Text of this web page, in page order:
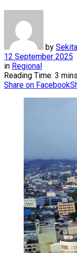
by
12 September 2025
in Regional
Reading Time: 3
Share on Facebook